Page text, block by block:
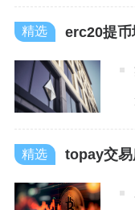
erc20提币
topay交易